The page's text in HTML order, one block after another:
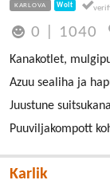
KARLOVA Wolt
0 1040
Kanakotlet,
Azuu sealiha ja
Juustune
Puuviljakompott
Karlik